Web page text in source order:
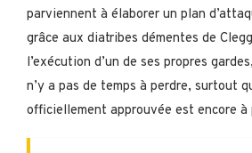
parviennent à élaborer un plan
grâce aux diatribes démentes de
l’exécution d’un de ses propres
n’y a pas de temps à perdre, surtout
officiellement approuvée est encore à